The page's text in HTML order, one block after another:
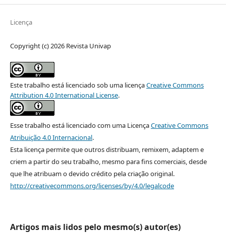
Licença
Copyright (c) 2026 Revista Univap
Este trabalho está licenciado sob uma licençaCreative Commons
Attribution 4.0 International License.
Esse trabalho está licenciado com uma LicençaCreative Commons
Atribuição 4.0 Internacional.
Esta licença permite que outros distribuam, remixem, adaptem e
criem a partir do seu trabalho, mesmo para fins comerciais, desde
que lhe atribuam o devido crédito pela criação original.
http://creativecommons.org/licenses/by/4.0/legalcode
Artigos mais lidos pelo mesmo(s) autor(es)